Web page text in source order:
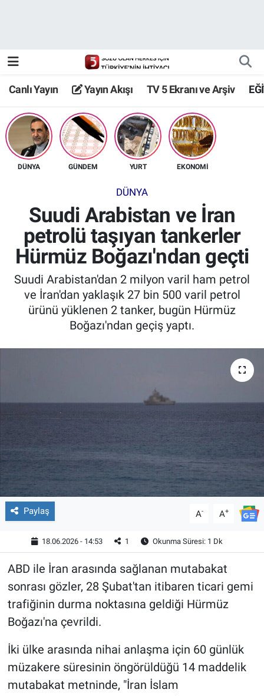
Canlı Yayın Yayın Akışı TV 5 Ekranı ve Arşiv
DÜNYA GÜNDEM YURT EKONOMİ
DÜNYA
Suudi Arabistan ve İran
petrolü taşıyan tankerler
Hürmüz Boğazı'ndan geçti
Suudi Arabistan'dan 2 milyon varil ham petrol
ve İran'dan yaklaşık 27 bin 500 varil petrol
ürünü yüklenen 2 tanker, bugün Hürmüz
Boğazı'ndan geçiş yaptı.
Paylaş A- A+
18.06.2026 - 14:53 1 Okunma Süresi: 1 Dk
ABD ile İran arasında sağlanan mutabakat
sonrası gözler, 28 Şubat'tan itibaren ticari gemi
trafiğinin durma noktasına geldiği Hürmüz
Boğazı'na çevrildi.
İki ülke arasında nihai anlaşma için 60 günlük
müzakere süresinin öngörüldüğü 14 maddelik
mutabakat metninde, "İran İslam
TV 5 Ekranı ve Arşiv